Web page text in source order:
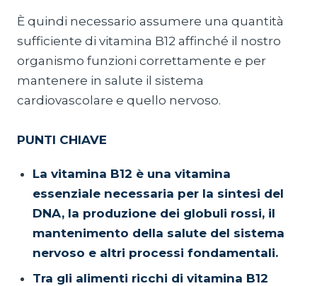
È quindi necessario assumere una quantità
sufficiente di vitamina B12 affinché il nostro
organismo funzioni correttamente e per
mantenere in salute il sistema
cardiovascolare e quello nervoso.
PUNTI CHIAVE
La vitamina B12 è una vitamina
essenziale necessaria per la sintesi del
DNA, la produzione dei globuli rossi, il
mantenimento della salute del sistema
nervoso e altri processi fondamentali.
Tra gli alimenti ricchi di vitamina B12